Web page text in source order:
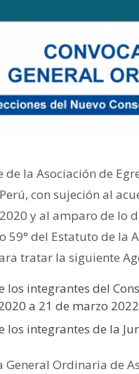
de la Asociación de
con sujeción al
y al amparo de lo
59° del Estatuto de la
tratar la siguiente
los integrantes del
a 21 de marzo
los integrantes de la
General Ordinaria de